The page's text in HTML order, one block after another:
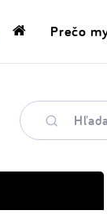
Domovská
Prečo
Hľadané
kľúčové
slovo